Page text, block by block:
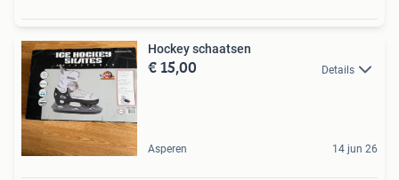
Hockey schaatsen
€ 15,00 Details
Asperen 14 jun 26